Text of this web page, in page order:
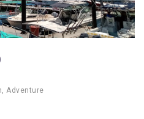
Adventure